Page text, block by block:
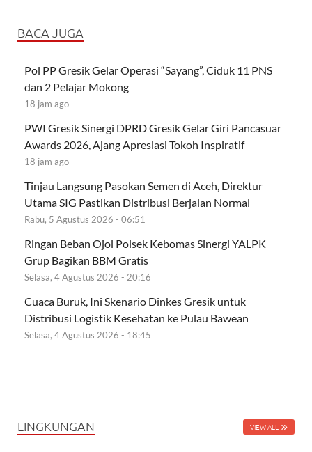
BACA JUGA
Pol PP Gresik Gelar Operasi “Sayang”, Ciduk 11 PNS
dan 2 Pelajar Mokong
18 jam ago
PWI Gresik Sinergi DPRD Gresik Gelar Giri Pancasuar
Awards 2026, Ajang Apresiasi Tokoh Inspiratif
18 jam ago
Tinjau Langsung Pasokan Semen di Aceh, Direktur
Utama SIG Pastikan Distribusi Berjalan Normal
Rabu, 5 Agustus 2026 - 06:51
Ringan Beban Ojol Polsek Kebomas Sinergi YALPK
Grup Bagikan BBM Gratis
Selasa, 4 Agustus 2026 - 20:16
Cuaca Buruk, Ini Skenario Dinkes Gresik untuk
Distribusi Logistik Kesehatan ke Pulau Bawean
Selasa, 4 Agustus 2026 - 18:45
LINGKUNGAN VIEW ALL